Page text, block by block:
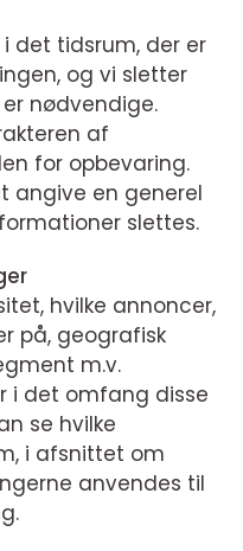
det tidsrum, der er
og vi sletter
nødvendige.
af
for opbevaring.
angive en generel
slettes.
hvilke annoncer,
på, geografisk
m.v.
i det omfang disse
se hvilke
i afsnittet om
anvendes til